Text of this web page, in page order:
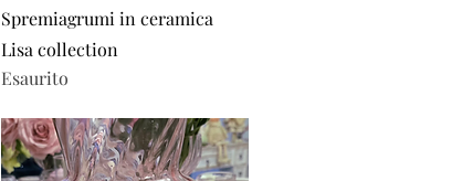
Vista rapida
Spremiagrumi in ceramica
Lisa collection
Esaurito